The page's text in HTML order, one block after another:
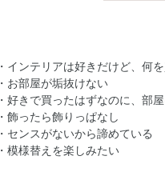
・インテリアは好きだけど、何
・お部屋が垢抜けない
・好きで買ったはずなのに、部
・飾ったら飾りっぱなし
・センスがないから諦めている
・模様替えを楽しみたい